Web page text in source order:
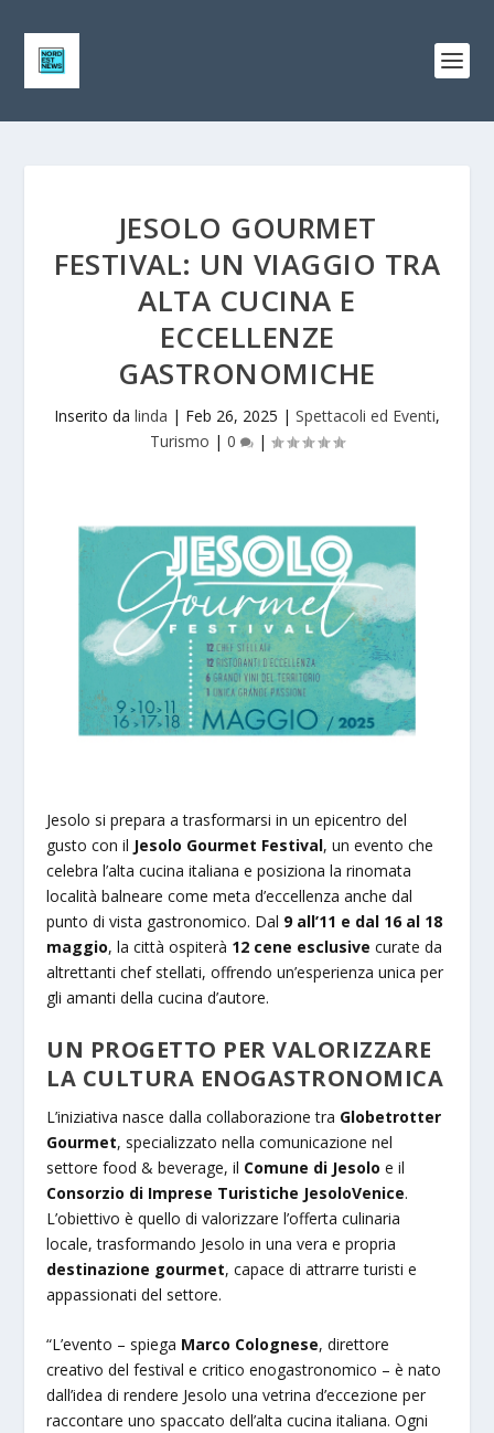
JESOLO GOURMET
FESTIVAL: UN VIAGGIO TRA
ALTA CUCINA E
ECCELLENZE
GASTRONOMICHE
Inserito da linda | Feb 26, 2025 | Spettacoli ed Eventi,
Turismo | 0 |
Jesolo si prepara a trasformarsi in un epicentro del
gusto con il Jesolo Gourmet Festival, un evento che
celebra l’alta cucina italiana e posiziona la rinomata
località balneare come meta d’eccellenza anche dal
punto di vista gastronomico. Dal 9 all’11 e dal 16 al 18
maggio, la città ospiterà 12 cene esclusive curate da
altrettanti chef stellati, offrendo un’esperienza unica per
gli amanti della cucina d’autore.
UN PROGETTO PER VALORIZZARE
LA CULTURA ENOGASTRONOMICA
L’iniziativa nasce dalla collaborazione tra Globetrotter
Gourmet, specializzato nella comunicazione nel
settore food & beverage, il Comune di Jesolo e il
Consorzio di Imprese Turistiche JesoloVenice.
L’obiettivo è quello di valorizzare l’offerta culinaria
locale, trasformando Jesolo in una vera e propria
destinazione gourmet, capace di attrarre turisti e
appassionati del settore.
“L’evento – spiega Marco Colognese, direttore
creativo del festival e critico enogastronomico – è nato
dall’idea di rendere Jesolo una vetrina d’eccezione per
raccontare uno spaccato dell’alta cucina italiana. Ogni